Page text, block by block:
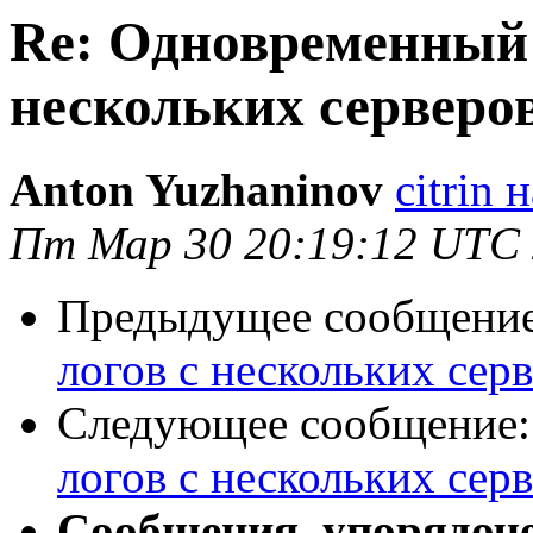
Re: Одновременный
нескольких
Anton Yuzhaninov citrin
Пт Мар 30 20:19:12 UTC
Предыдущее
логов с нескольких
Следующее
логов с нескольких